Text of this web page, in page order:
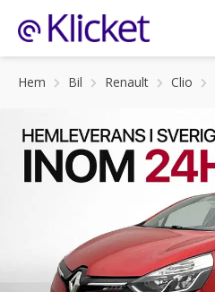
Hem Bil Renault Clio